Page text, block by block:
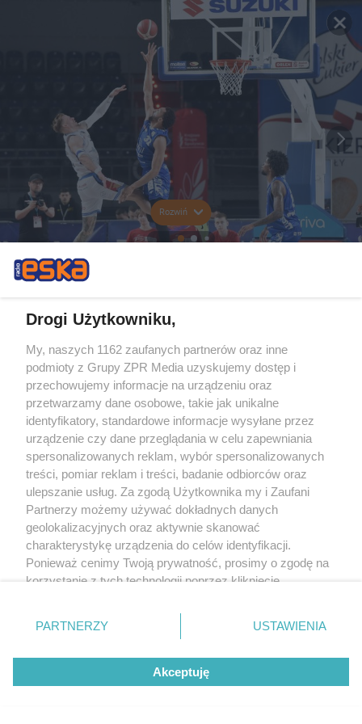
Rozwiń
Drogi Użytkowniku,
My, naszych 1162 zaufanych partnerów oraz inne
podmioty z Grupy ZPR Media uzyskujemy dostęp i
przechowujemy informacje na urządzeniu oraz
przetwarzamy dane osobowe, takie jak unikalne
identyfikatory, standardowe informacje wysyłane przez
urządzenie czy dane przeglądania w celu zapewniania
spersonalizowanych reklam, wybór spersonalizowanych
treści, pomiar reklam i treści, badanie odbiorców oraz
ulepszanie usług. Za zgodą Użytkownika my i Zaufani
Partnerzy możemy używać dokładnych danych
geolokalizacyjnych oraz aktywnie skanować
charakterystykę urządzenia do celów identyfikacji.
Ponieważ cenimy Twoją prywatność, prosimy o zgodę na
korzystanie z tych technologii poprzez kliknięcie
zmienić/wycofać klikając przycisk ustawień prywatności
znajdujący się w lewym dolnym rogu strony
rodzaje przetwarzania danych nie wymagają zgody
użytkownika, ale masz prawo sprzeciwić się takiemu
przetwarzaniu. Preferencje będą miały zastosowanie tylko
PARTNERZY USTAWIENIA
Akceptuję